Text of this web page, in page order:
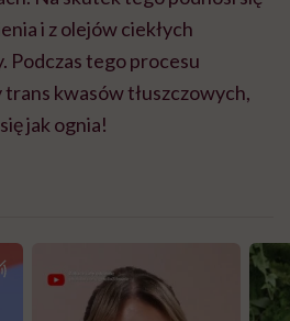
i z olejów ciekłych
Podczas tego procesu
kwasów tłuszczowych,
jak ognia!